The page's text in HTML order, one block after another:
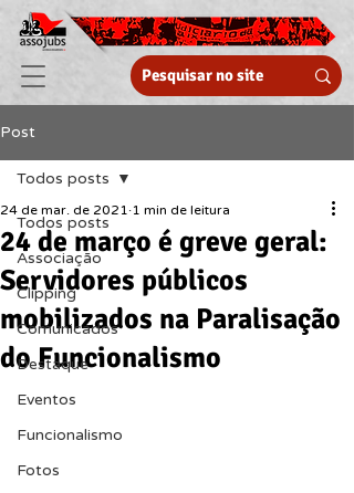
Post
Todos posts
Associação
Clipping
Comunicados
Destaque
Eventos
Funcionalismo
Fotos
Todos posts
24 de março é greve geral:
Servidores públicos
mobilizados na Paralisação
do Funcionalismo
24 de mar. de 2021 1 min de leitura